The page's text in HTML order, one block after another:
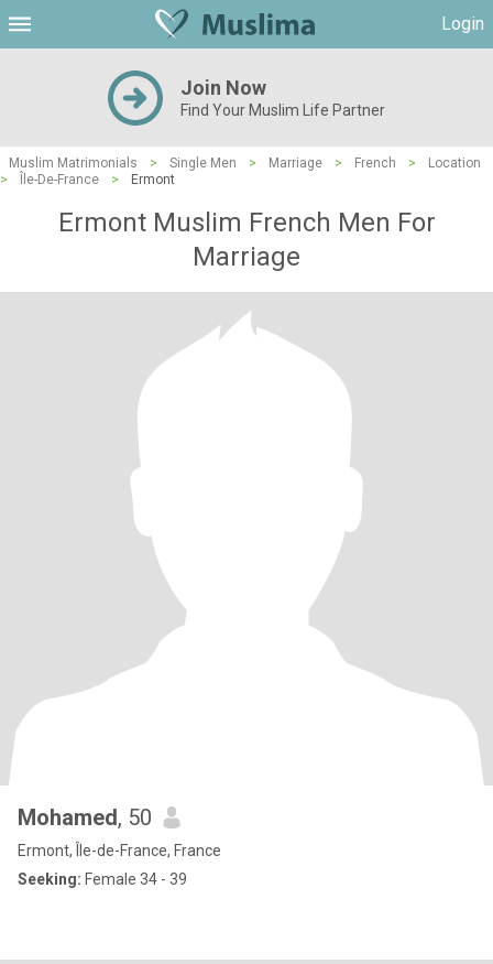
Login
Join Now
Find Your Muslim Life Partner
Muslim Matrimonials > Single Men > Marriage > French >
Location
>
Île-De-France > Ermont
Ermont Muslim French Men For
Marriage
Mohamed, 50
Ermont, Île-de-France, France
Seeking: Female 34 - 39